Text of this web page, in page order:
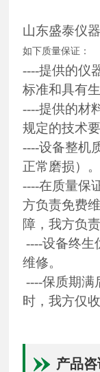
山东盛泰仪
如下质量保证：
----提供的仪
标准和具有
----提供的材
规定的技术要
----设备整机
正常磨损）。
----在质量保
方负责免费
障，我方负
----设备终生
维修。
----保质期满
时，我方仅
产品咨